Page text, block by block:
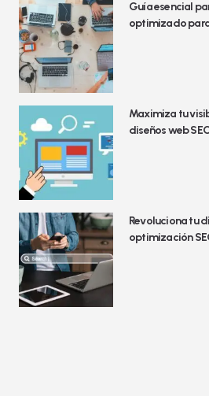
Guía esencial
optimizado
Maximiza tu
diseños web
Revoluciona tu
optimización